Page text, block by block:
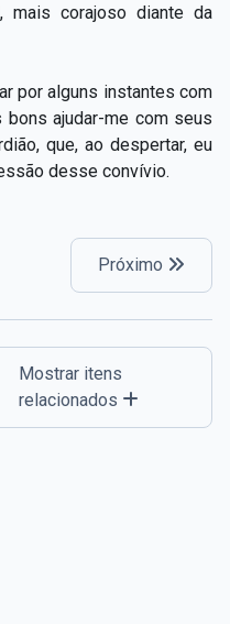
corajoso diante da
por alguns instantes com
ajudar-me com seus
que, ao despertar, eu
desse convívio.
Próximo
Mostrar itens
relacionados